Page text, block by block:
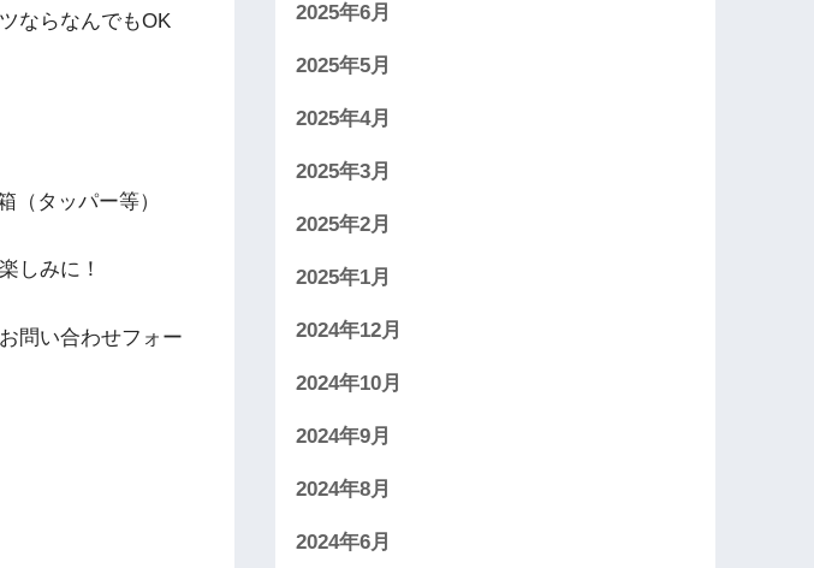
ならなんでもOK
（タッパー等）
しみに！
問い合わせフォー
2025年6月
2025年5月
2025年4月
2025年3月
2025年2月
2025年1月
2024年12月
2024年10月
2024年9月
2024年8月
2024年6月